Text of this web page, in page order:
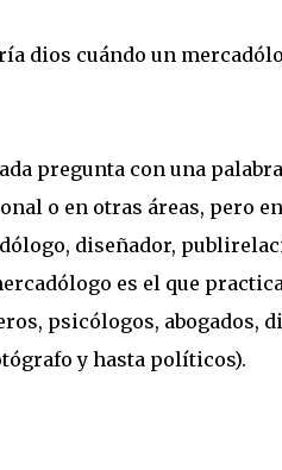
dios cuándo un
pregunta con una
o en otras áreas, pero
diseñador,
es el que
psicólogos, abogados,
y hasta políticos).